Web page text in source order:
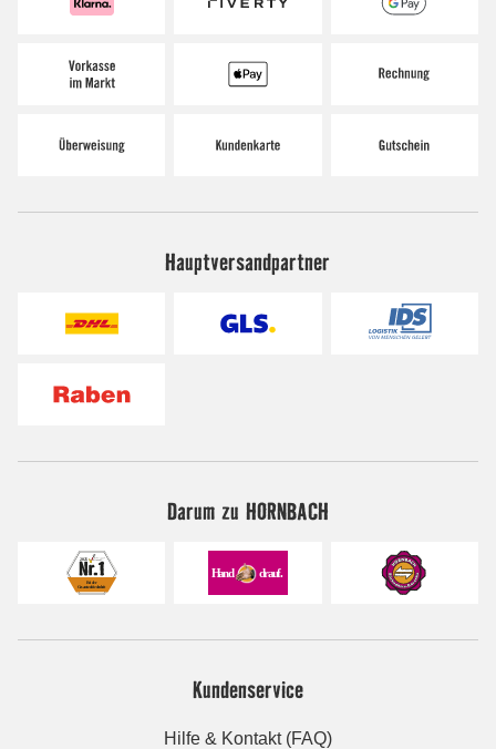
Hauptversandpartner
Darum zu HORNBACH
Kundenservice
Hilfe & Kontakt (FAQ)